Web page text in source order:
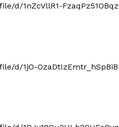
d/1nZcVllR1-
d/1jO-